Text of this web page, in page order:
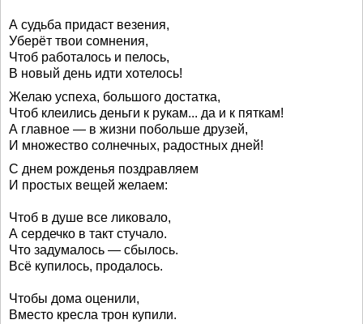
А судьба придаст везения,
Уберёт твои сомнения,
Чтоб работалось и пелось,
В новый день идти хотелось!
Желаю успеха, большого достатка,
Чтоб клеились деньги к рукам... да и к пяткам!
А главное — в жизни побольше друзей,
И множество солнечных, радостных дней!
С днем рожденья поздравляем
И простых вещей желаем:
Чтоб в душе все ликовало,
А сердечко в такт стучало.
Что задумалось — сбылось.
Всё купилось, продалось.
Чтобы дома оценили,
Вместо кресла трон купили.